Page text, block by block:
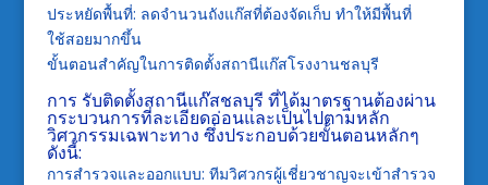
ประหยัดพื้นที่: ลดจำนวนถังแก๊สที่ต้องจัดเก็บ ทำให้มีพื้นที่
ใช้สอยมากขึ้น
ขั้นตอนสำคัญในการติดตั้งสถานีแก๊สโรงงานชลบุรี
การ รับติดตั้งสถานีแก๊สชลบุรี ที่ได้มาตรฐานต้องผ่าน
กระบวนการที่ละเอียดอ่อนและเป็นไปตามหลัก
วิศวกรรมเฉพาะทาง ซึ่งประกอบด้วยขั้นตอนหลักๆ
ดังนี้:
การสำรวจและออกแบบ: ทีมวิศวกรผู้เชี่ยวชาญจะเข้าสำรวจ